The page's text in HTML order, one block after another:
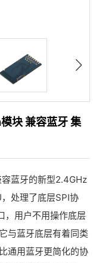
块 兼容蓝牙 集
蓝牙的新型2.4GHz
处理了底层SPI协
，用户不用操作底层
与蓝牙底层有着同类
通用蓝牙更简化的协